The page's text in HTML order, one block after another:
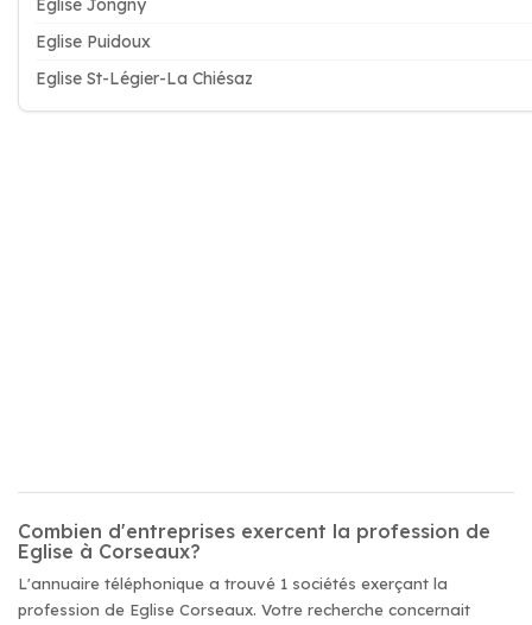
Eglise Jongny
Eglise Puidoux
Eglise St-Légier-La Chiésaz
Combien d'entreprises exercent la profession de
Eglise à Corseaux?
L'annuaire téléphonique a trouvé 1 sociétés exerçant la
profession de Eglise Corseaux. Votre recherche concernait